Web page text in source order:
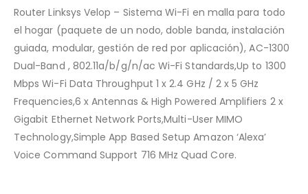
Router Linksys Velop – Sistema Wi-Fi en malla para todo
el hogar (paquete de un nodo, doble banda, instalación
guiada, modular, gestión de red por aplicación), AC-1300
Dual-Band , 802.11a/b/g/n/ac Wi-Fi Standards,Up to 1300
Mbps Wi-Fi Data Throughput 1 x 2.4 GHz / 2 x 5 GHz
Frequencies,6 x Antennas & High Powered Amplifiers 2 x
Gigabit Ethernet Network Ports,Multi-User MIMO
Technology,Simple App Based Setup Amazon ‘Alexa’
Voice Command Support 716 MHz Quad Core.